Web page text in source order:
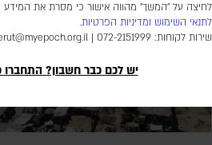
לחיצה על "המשך" מהווה אישור כי מסרת את המידע
לתנאי השימוש ומדיניות הפרטיות.
שירות לקוחות: 072-2151999 |
יש לכם כבר חשבון? התחברו